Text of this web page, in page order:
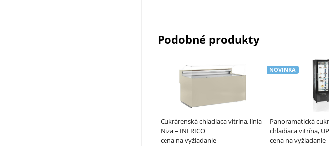
Podobné produkty
Cukrárenská chladiaca vitrína, línia
Niza – INFRICO
cena na vyžiadanie
Panoramatická
chladiaca vitrína,
TEFCOLD
NOVINKA
cena na vyžiadanie